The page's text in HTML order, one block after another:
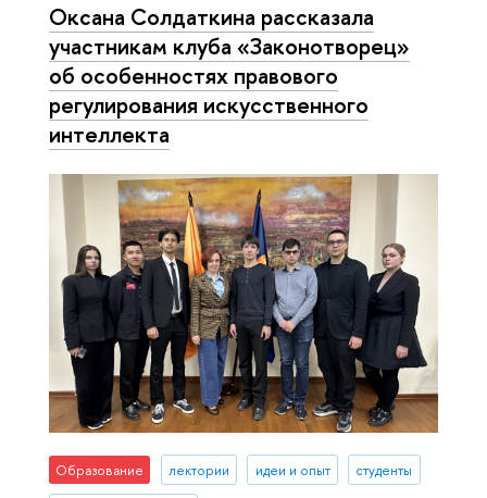
Оксана Солдаткина рассказала
участникам клуба «Законотворец»
об особенностях правового
регулирования искусственного
интеллекта
Образование лектории идеи и опыт студенты